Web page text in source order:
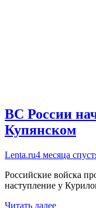
ВС России
Купянском
Lenta.ru4 месяца
Российские войска
наступление у
Читать далее